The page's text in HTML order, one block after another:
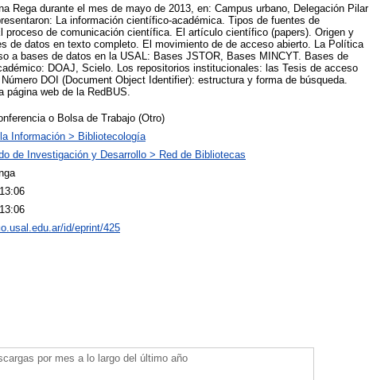
Rega durante el mes de mayo de 2013, en: Campus urbano, Delegación Pilar
La información científico-académica. Tipos de fuentes de
proceso de comunicación científica. El artículo científico (papers). Origen y
de datos en texto completo. El movimiento de de acceso abierto. La Política
a bases de datos en la USAL: Bases JSTOR, Bases MINCYT. Bases de
DOAJ, Scielo. Los repositorios institucionales: las Tesis de acceso
DOI (Document Object Identifier): estructura y forma de búsqueda.
web de la RedBUS.
o Bolsa de Trabajo (Otro)
Información > Bibliotecología
de Investigación y Desarrollo > Red de Bibliotecas
id/eprint/425
por mes a lo largo del último año